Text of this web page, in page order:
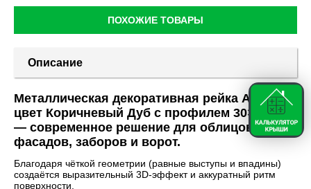
ПОХОЖИЕ ТОВАРЫ
Описание
Металлическая декоративная рейка Акцент
цвет Коричневый Дуб с профилем 30×30 мм
— современное решение для облицовки
фасадов, заборов и ворот.
Благодаря чёткой геометрии (равные выступы и впадины)
создаётся выразительный 3D-эффект и аккуратный ритм
поверхности.